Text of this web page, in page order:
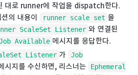
대로 runner에 작업을 dispatch한다.
션의 내용이 runner scale set 을
ScaleSet Listener 와 연결된
Available 메시지를 응답한다.
Listener 가
Job
시지를 수신하면, 리스너는
Ephemeral